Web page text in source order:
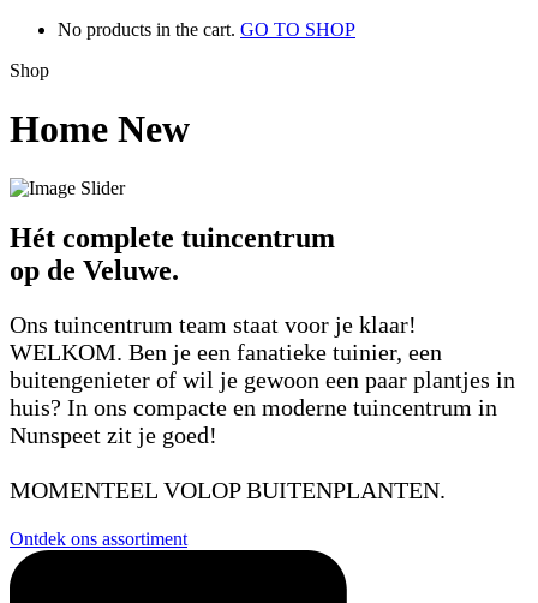
No products in the cart. GO TO SHOP
Shop
Home New
Hét complete tuincentrum
op de Veluwe.
Ons tuincentrum team staat voor je klaar!
WELKOM. Ben je een fanatieke tuinier, een
buitengenieter of wil je gewoon een paar plantjes in
huis? In ons compacte en moderne tuincentrum in
Nunspeet zit je goed!
MOMENTEEL VOLOP BUITENPLANTEN.
Ontdek ons assortiment